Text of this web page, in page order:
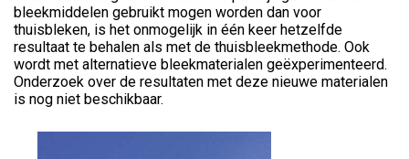
bleekmiddelen gebruikt mogen worden dan voor
thuisbleken, is het onmogelijk in één keer hetzelfde
resultaat te behalen als met de thuisbleekmethode. Ook
wordt met alternatieve bleekmaterialen geëxperimenteerd.
Onderzoek over de resultaten met deze nieuwe materialen
is nog niet beschikbaar.